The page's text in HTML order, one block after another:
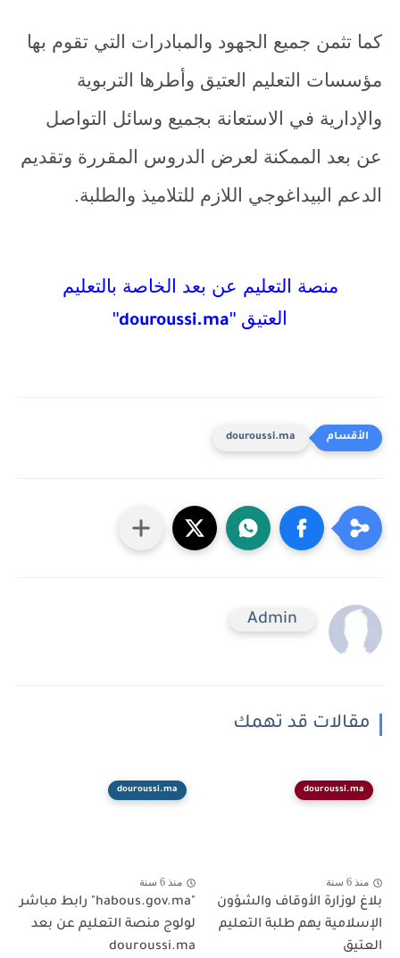
كما تثمن جميع الجهود والمبادرات التي تقوم بها
مؤسسات التعليم العتيق وأطرها التربوية
والإدارية في الاستعانة بجميع وسائل التواصل
عن بعد الممكنة لعرض الدروس المقررة وتقديم
الدعم البيداغوجي اللازم للتلاميذ والطلبة.
منصة التعليم عن بعد الخاصة بالتعليم
العتيق "
douroussi.ma
"
douroussi.ma
Admin
مقالات قد تهمك
douroussi.ma
منذ 6 سنة
بلاغ لوزارة الأوقاف والشؤون
الإسلامية يهم طلبة التعليم
العتيق
douroussi.ma
منذ 6 سنة
"habous.gov.ma" رابط مباشر
لولوج منصة التعليم عن بعد
douroussi.ma